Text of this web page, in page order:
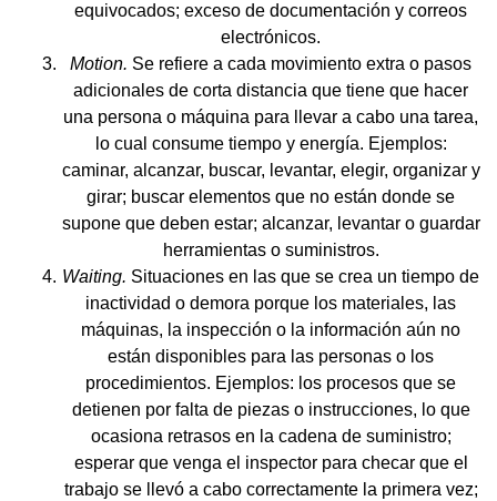
equivocados; exceso de documentación y correos
electrónicos.
Motion. Se refiere a cada movimiento extra o pasos
adicionales de corta distancia que tiene que hacer
una persona o máquina para llevar a cabo una tarea,
lo cual consume tiempo y energía. Ejemplos:
caminar, alcanzar, buscar, levantar, elegir, organizar y
girar; buscar elementos que no están donde se
supone que deben estar; alcanzar, levantar o guardar
herramientas o suministros.
Waiting. Situaciones en las que se crea un tiempo de
inactividad o demora porque los materiales, las
máquinas, la inspección o la información aún no
están disponibles para las personas o los
procedimientos. Ejemplos: los procesos que se
detienen por falta de piezas o instrucciones, lo que
ocasiona retrasos en la cadena de suministro;
esperar que venga el inspector para checar que el
trabajo se llevó a cabo correctamente la primera vez;